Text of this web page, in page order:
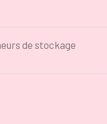
de stockage